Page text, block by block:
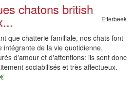
chatons british
Etterbeek
que chatterie familiale, nos chats font
intégrante de la vie quotidienne,
d'amour et d'attentions: ils sont donc
sociabilisés et très affectueux.